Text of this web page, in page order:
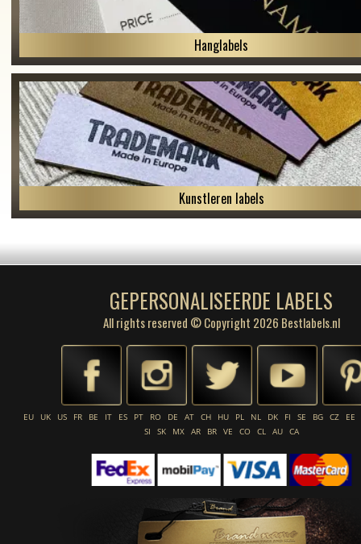
Hanglabels
Kunstleren labels
GEPERSONALISEERDE LABELS
All rights reserved © Copyright 2026 Bestlabels.nl
EU UK US FR BE IT ES PT RO DE AT CH HU PL NL DK FI SE BG CZ
EE
SI
SK MX AR BR VE CO CL AU CA